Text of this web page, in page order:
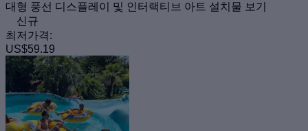
대형 풍선 디스플레이 및 인터랙티브 아트 설치물 보기
신규
최저가격:
US$59.19